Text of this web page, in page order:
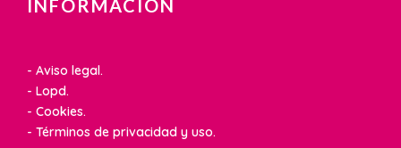
INFORMACIÓN
- Aviso legal.
- Lopd.
- Cookies.
- Términos de privacidad y uso.